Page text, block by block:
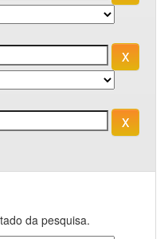
da pesquisa.